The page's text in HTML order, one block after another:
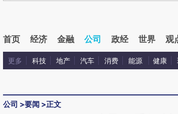
首页 经济 金融 公司 政经 世界 观
更多 科技 地产 汽车 消费 能源 健康
公司 >要闻 >正文